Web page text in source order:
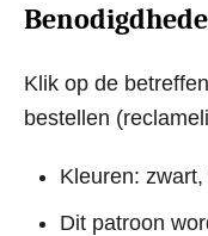
Klik op de
bestellen
Kleuren:
Dit patroon